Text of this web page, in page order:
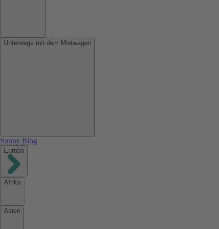
Unterwegs mit dem Mietwagen
Sunny Blog
Europa
Afrika
Asien